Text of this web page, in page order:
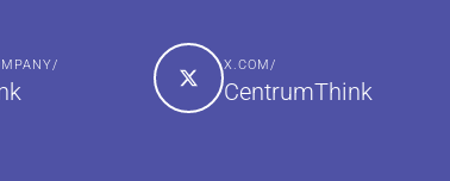
X.COM/
CentrumThink